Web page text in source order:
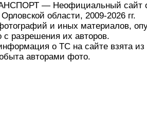
— Неофициальный сайт
области, 2009-2026 гг.
и иных материалов,
с разрешения их авторов.
о ТС на сайте взята из
авторами фото.